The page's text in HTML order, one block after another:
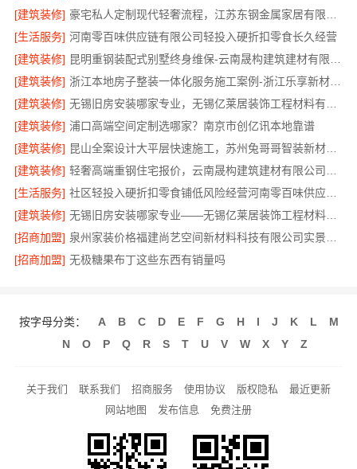
[建筑装修]
[生活服务] 河南零百味供应链有限公司轻投入硬折扣零食长久经营
[建筑装修]
[建筑装修]
浙江本地房子整装一体化服务施工案例-浙江乐享新材料有限公司
[建筑装修]
[建筑装修] 浦口高端空间定制选哪家？南京市创亿讯本地靠谱
[建筑装修]
昆山全案设计大平层快速施工，苏州兔哥哥智装新材料有限公司
[建筑装修]
[生活服务]
社区轻投入硬折扣零食铺低风险经营河南零百味供应链有限公司
[建筑装修]
无锡旧房安装哪家专业——无锡亿莱居装饰工程材料有限公司
[招商加盟]
[招商加盟] 无极糖果布丁这些东西有销量吗
按字母分类： A B C D E F G H I J K L
M
N
O P Q R S T U V W X Y Z
关于我们 联系我们 招商服务 使用协议 版权隐私
最近更新
网站地图
发布信息 免费注册